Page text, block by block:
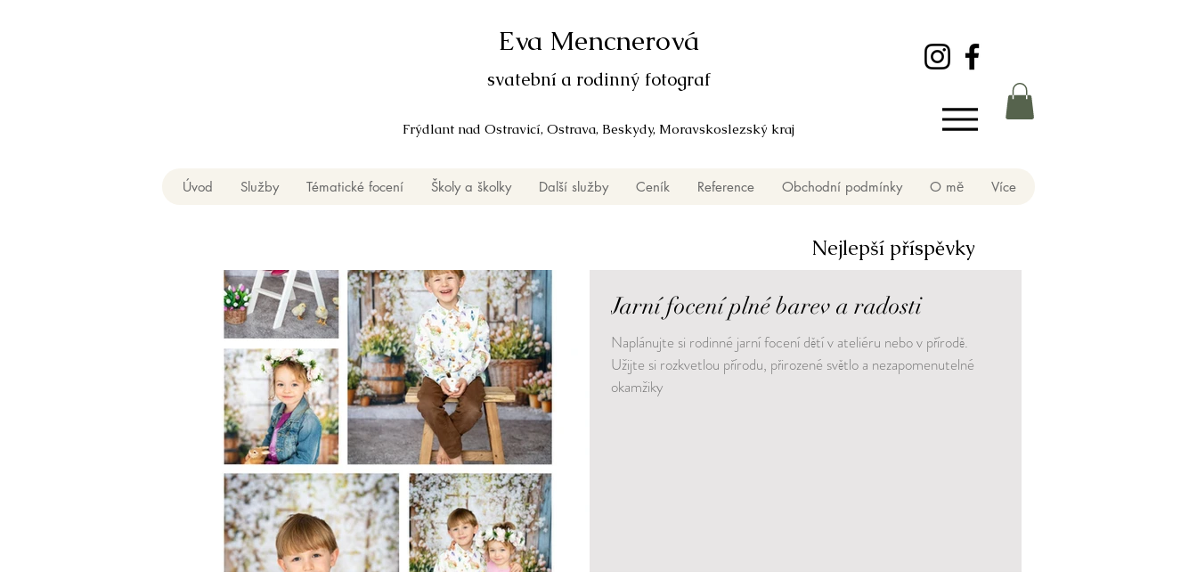
svatební a rodinný fotograf
Eva Mencnerová
Frýdlant nad Ostravicí, Ostrava, Beskydy, Moravskoslezský kraj
Úvod Služby Tématické focení Školy a školky Další služby Ceník Reference Obchodní podmínky O mě Více
Nejlepší příspěvky
Jarní focení plné barev a radosti
Naplánujte si rodinné jarní focení dětí v ateliéru nebo v přírodě.
Užijte si rozkvetlou přírodu, přirozené světlo a nezapomenutelné
okamžiky